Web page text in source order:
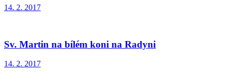
14. 2. 2017
Sv. Martin na bílém koni na Radyni
14. 2. 2017